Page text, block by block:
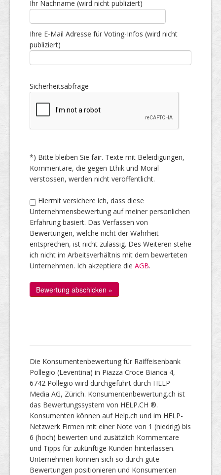
Ihr Nachname (wird nicht publiziert)
Ihre E-Mail Adresse für Voting-Infos (wird nicht
publiziert)
Sicherheitsabfrage
*) Bitte bleiben Sie fair. Texte mit Beleidigungen,
Kommentare, die gegen Ethik und Moral
verstossen, werden nicht veröffentlicht.
Hiermit versichere ich, dass diese
Unternehmensbewertung auf meiner persönlichen
Erfahrung basiert. Das Verfassen von
Bewertungen, welche nicht der Wahrheit
entsprechen, ist nicht zulässig. Des Weiteren stehe
ich nicht im Arbeitsverhältnis mit dem bewerteten
Unternehmen. Ich akzeptiere die AGB.
Die Konsumentenbewertung für Raiffeisenbank
Pollegio (Leventina) in Piazza Croce Bianca 4,
6742 Pollegio wird durchgeführt durch HELP
Media AG, Zürich. Konsumentenbewertung.ch ist
das Bewertungssystem von HELP.CH ®.
Konsumenten können auf Help.ch und im HELP-
Netzwerk Firmen mit einer Note von 1 (niedrig) bis
6 (hoch) bewerten und zusätzlich Kommentare
und Tipps für zukünftige Kunden hinterlassen.
Unternehmen können sich so durch gute
Bewertungen positionieren und Konsumenten